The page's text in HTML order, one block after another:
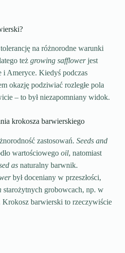
na różnorodne warunki
też growing safflowerjest
Ameryce. Kiedyś podczas
okazję podziwiać rozległe pola
– to był niezapomniany widok.
krokosza barwierskiego
zastosowań. Seeds and
wartościowego oil, natomiast
asnaturalny barwnik.
był doceniany w przeszłości,
starożytnych grobowcach, np. w
Krokosz barwierski to rzeczywiście